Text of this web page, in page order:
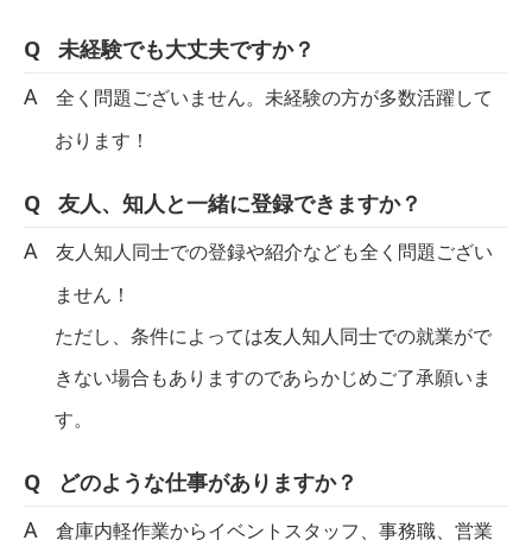
未経験でも大丈夫ですか？
全く問題ございません。未経験の方が多数活躍して
おります！
友人、知人と一緒に登録できますか？
友人知人同士での登録や紹介なども全く問題ござい
ません！
ただし、条件によっては友人知人同士での就業がで
きない場合もありますのであらかじめご了承願いま
す。
どのような仕事がありますか？
倉庫内軽作業からイベントスタッフ、事務職、営業